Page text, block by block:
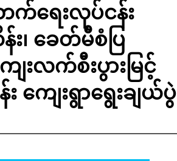
က်ရေးလုပ်ငန်း
း၊ ခေတ်မီစံပြ
းလက်စီးပွားမြင့်
ကျေးရွာရွေးချယ်ပွဲ